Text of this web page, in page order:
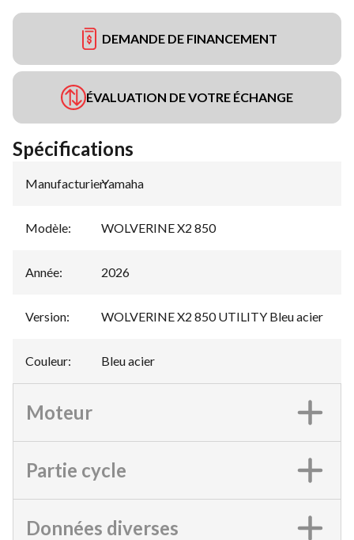
DEMANDE DE FINANCEMENT
ÉVALUATION DE VOTRE ÉCHANGE
Spécifications
Manufacturier:
Yamaha
Modèle: WOLVERINE X2 850
Année: 2026
Version: WOLVERINE X2 850 UTILITY Bleu acier
Couleur: Bleu acier
Moteur
Partie cycle
Données diverses